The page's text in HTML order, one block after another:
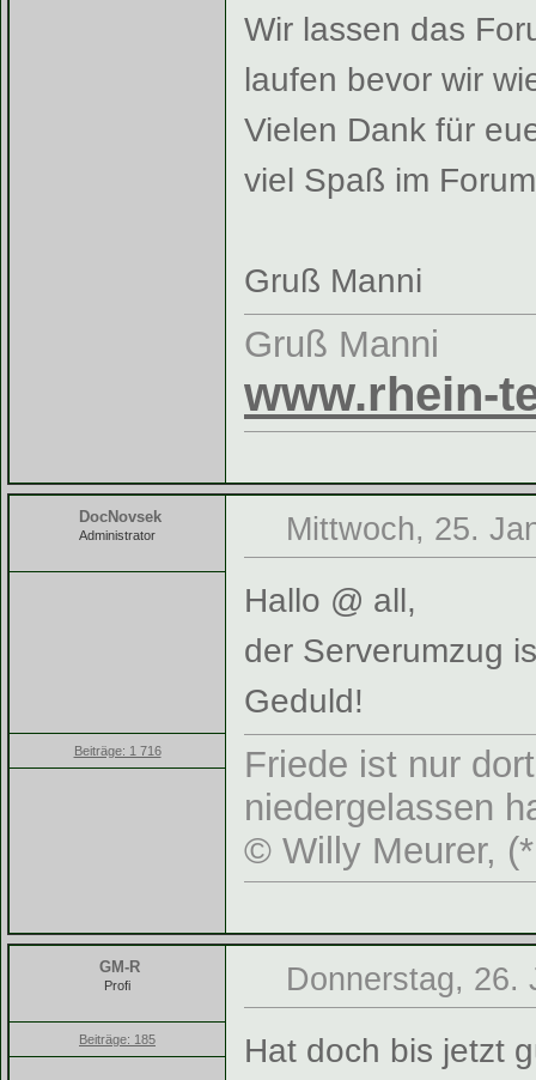
Wir lassen das
laufen bevor wir
Vielen Dank für
viel Spaß im
Gruß Manni
Gruß Manni
www.rhein-
DocNovsek
Administrator
Beiträge: 1 716
Mittwoch, 25.
Hallo @ all,
der Serverumzug
Geduld!
Friede ist nur
niedergelassen
© Willy Meurer,
GM-R
Profi
Beiträge: 185
Donnerstag, 26.
Hat doch bis jetzt